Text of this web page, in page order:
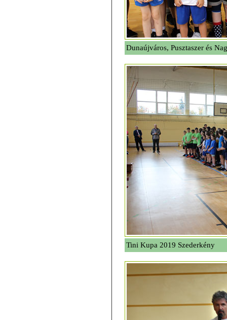
Dunaújváros, Pusztaszer és
Tini Kupa 2019 Szederkény